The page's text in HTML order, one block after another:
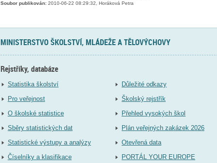
Soubor publikován:2010-06-22 08:29:32, Horáková Petra
MINISTERSTVO ŠKOLSTVÍ, MLÁDEŽE A TĚLOVÝCHOVY
Rejstříky, databáze
Statistika školství
Pro veřejnost
O školské statistice
Sběry statistických dat
Statistické výstupy a analýzy
Číselníky a klasifikace
Důležité odkazy
Školský rejstřík
Přehled vysokých škol
Plán veřejných zakázek 2026
Otevřená data
PORTÁL YOUR EUROPE